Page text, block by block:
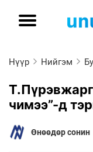
Нүүр Нийгэм
чимээ”-д
Өнөөдөр сонин